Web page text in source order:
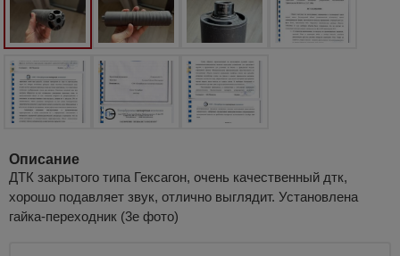
Описание
ДТК закрытого типа Гексагон, очень качественный дтк,
хорошо подавляет звук, отлично выглядит. Установлена
гайка-переходник (3е фото)